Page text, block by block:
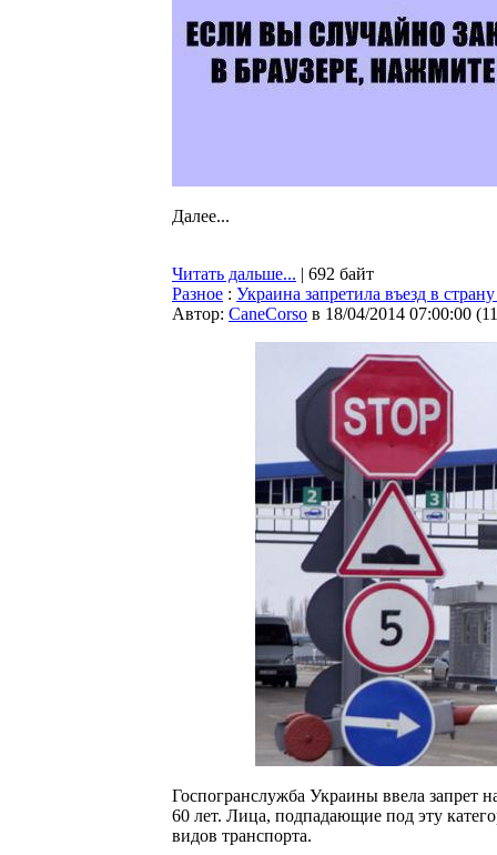
Далее...
Читать дальше... | 692 байт
Разное : Украина запретила въезд в
Автор: CaneCorso в 18/04/2014 07:00:00 (
Госпогранслужба Украины ввела запрет
60 лет. Лица, подпадающие под эту
видов транспорта.